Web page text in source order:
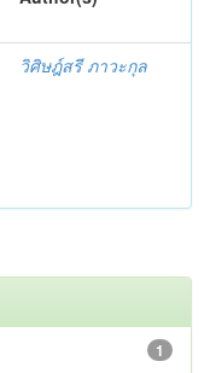
วิศิษฎ์สรี ภาวะกุล
1